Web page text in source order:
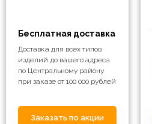
Бесплатная доставка
Доставка для всех типов
изделий до вашего адреса
по Центральному району
при заказе от 100 000 рублей
Заказать по акции